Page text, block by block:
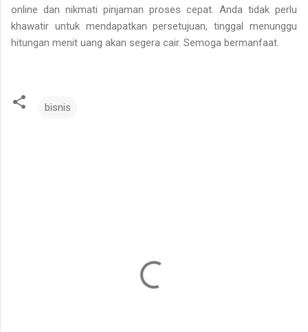
online dan nikmati pinjaman proses cepat. Anda tidak perlu
khawatir untuk mendapatkan persetujuan, tinggal menunggu
hitungan menit uang akan segera cair. Semoga bermanfaat.
bisnis